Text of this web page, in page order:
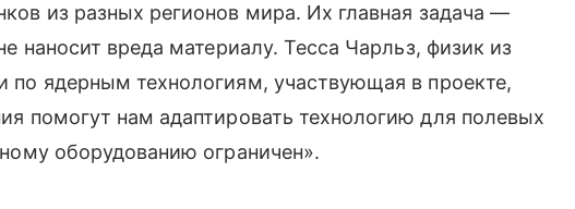
из разных регионов мира. Их главная задача —
наносит вреда материалу. Тесса Чарльз, физик из
по ядерным технологиям, участвующая в проекте,
помогут нам адаптировать технологию для полевых
оборудованию ограничен».